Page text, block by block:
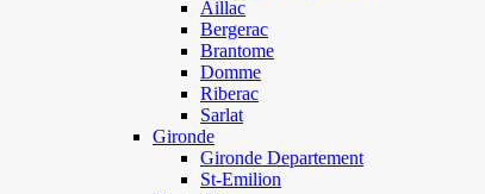
Aillac
Bergerac
Brantome
Domme
Riberac
Sarlat
Gironde
Gironde Departement
St-Emilion